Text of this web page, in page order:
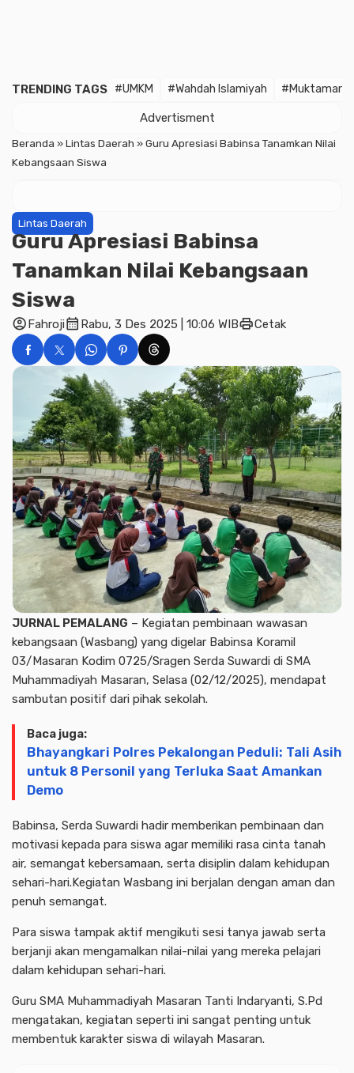
TRENDING TAGS #UMKM #Wahdah Islamiyah #Muktamar
Advertisment
Beranda »Lintas Daerah »Guru Apresiasi Babinsa Tanamkan Nilai
Kebangsaan Siswa
Lintas Daerah
Guru Apresiasi Babinsa
Tanamkan Nilai Kebangsaan
Siswa
account_circleFahrojicalendar_month Rabu, 3 Des 2025 | 10:06 WIBprintCetak
JURNAL PEMALANG – Kegiatan pembinaan wawasan
kebangsaan (Wasbang) yang digelar Babinsa Koramil
03/Masaran Kodim 0725/Sragen Serda Suwardi di SMA
Muhammadiyah Masaran, Selasa (02/12/2025), mendapat
sambutan positif dari pihak sekolah.
Baca juga:
Bhayangkari Polres Pekalongan Peduli: Tali Asih
untuk 8 Personil yang Terluka Saat Amankan
Demo
Babinsa, Serda Suwardi hadir memberikan pembinaan dan
motivasi kepada para siswa agar memiliki rasa cinta tanah
air, semangat kebersamaan, serta disiplin dalam kehidupan
sehari-hari.Kegiatan Wasbang ini berjalan dengan aman dan
penuh semangat.
Para siswa tampak aktif mengikuti sesi tanya jawab serta
berjanji akan mengamalkan nilai-nilai yang mereka pelajari
dalam kehidupan sehari-hari.
Guru SMA Muhammadiyah Masaran Tanti Indaryanti, S.Pd
mengatakan, kegiatan seperti ini sangat penting untuk
membentuk karakter siswa di wilayah Masaran.